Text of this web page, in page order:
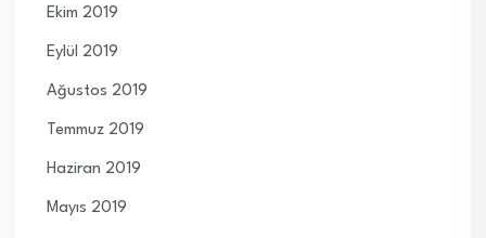
Ekim 2019
Eylül 2019
Ağustos 2019
Temmuz 2019
Haziran 2019
Mayıs 2019